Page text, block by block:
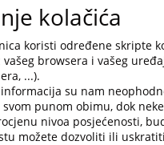
nemaju razvijene web
kolačića
koristi određene skripte
browsera i vašeg
...).
su nam
punom obimu, dok
nivoa posjećenosti,
možete dozvoliti ili